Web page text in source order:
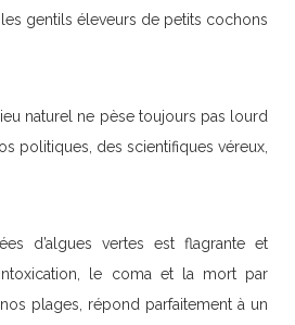
gentils éleveurs de petits cochons
naturel ne pèse toujours pas lourd
politiques, des scientifiques véreux,
d’algues vertes est flagrante et
le coma et la mort par
plages, répond parfaitement à un